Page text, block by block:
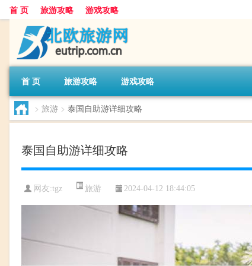
首 页 旅游攻略 游戏攻略
首 页 旅游攻略 游戏攻略
> 旅游 > 泰国自助游详细攻略
泰国自助游详细攻略
网友:tgz 旅游 2024-04-12 18:44:05